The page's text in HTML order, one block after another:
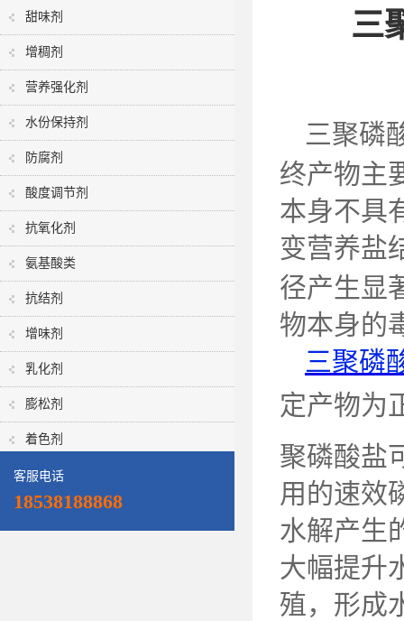
甜味剂
增稠剂
营养强化剂
水份保持剂
防腐剂
酸度调节剂
抗氧化剂
氨基酸类
抗结剂
增味剂
乳化剂
膨松剂
着色剂
客服电话
18538188868
三
三聚磷
终产物主
本身不具
变营养盐
径产生显
物本身的
三聚磷
定产物为
聚磷酸盐
用的速效
水解产生
大幅提升
殖，形成